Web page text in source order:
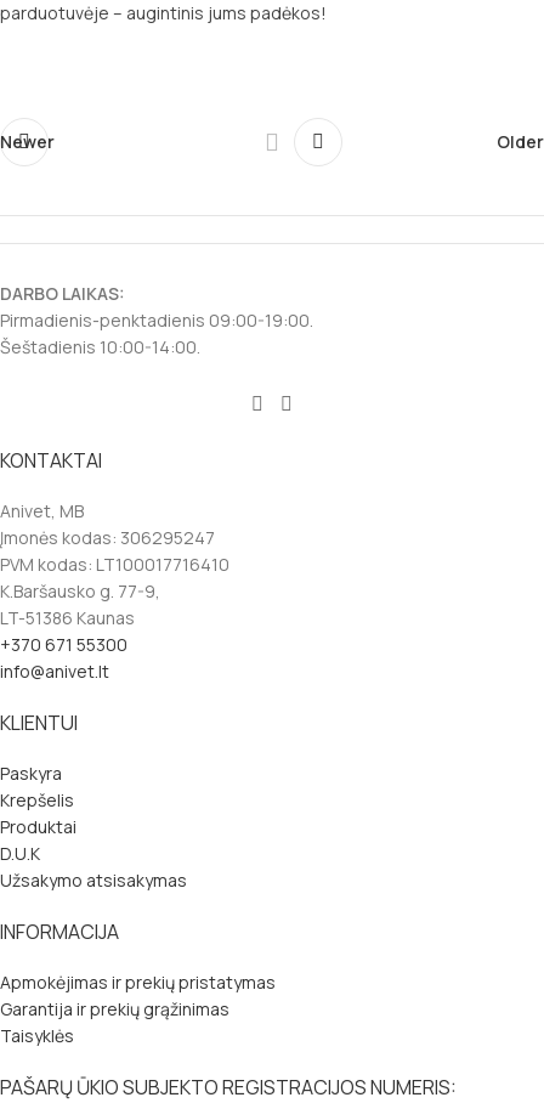
parduotuvėje – augintinis jums padėkos!
Newer Older
DARBO LAIKAS:
Pirmadienis-penktadienis 09:00-19:00.
Šeštadienis 10:00-14:00.
KONTAKTAI
Anivet, MB
Įmonės kodas: 306295247
PVM kodas: LT100017716410
K.Baršausko g. 77-9,
LT-51386 Kaunas
+370 671 55300
info@anivet.lt
KLIENTUI
Paskyra
Krepšelis
Produktai
D.U.K
Užsakymo atsisakymas
INFORMACIJA
Apmokėjimas ir prekių pristatymas
Garantija ir prekių grąžinimas
Taisyklės
PAŠARŲ ŪKIO SUBJEKTO REGISTRACIJOS NUMERIS: